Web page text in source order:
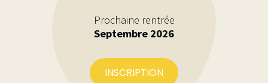
Prochaine rentrée
Septembre 2026
INSCRIPTION